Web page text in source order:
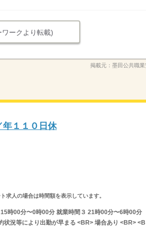
ワークより転載)
掲載元： 墨田公共職
１１０日休
求人の場合は時間額を表示しています。
時00分〜0時00分 就業時間３ 21時00分〜6時00分
況等により出勤が早まる <BR> 場合あり <BR> <B